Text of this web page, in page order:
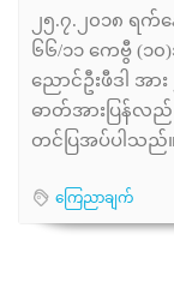
၂၅.၇.၂၀၁၈ ရက်
၆၆/၁၁ ကေဗွီ (၁
ညောင်ဦးဖီဒါ အ
ဓာတ်အားပြန်လည်
တင်ပြအပ်ပါသည်။
ကြေညာချက်